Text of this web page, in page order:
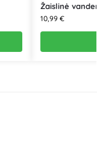
Žaislinė
10,99 €